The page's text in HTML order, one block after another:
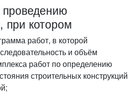
проведению
при котором
работ, в которой
и объём
работ по определению
строительных конструкций